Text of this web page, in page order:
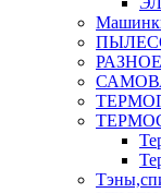
РАЗНОЕ